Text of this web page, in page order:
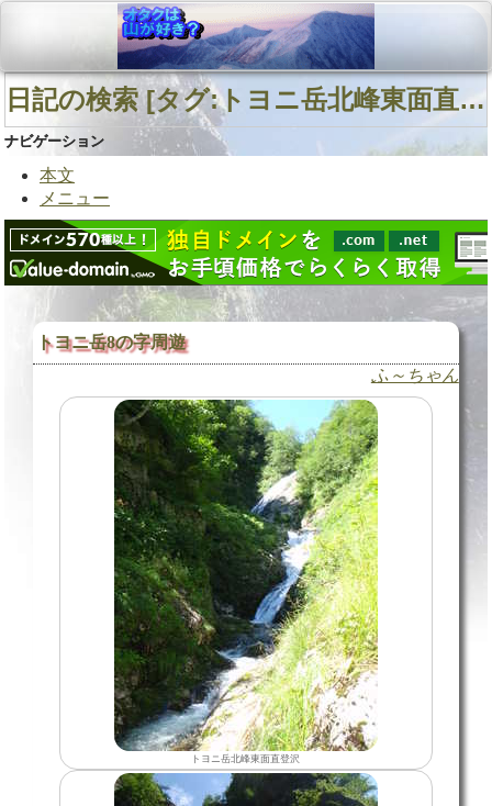
日記の検索 [タグ:トヨニ岳北峰東面直登沢 春別川 豊似川右股 トヨニ岳] 01～01(01件中)
ナビゲーション
本文
メニュー
トヨニ岳8の字周遊
ふ～ちゃん
トヨニ岳北峰東面直登沢